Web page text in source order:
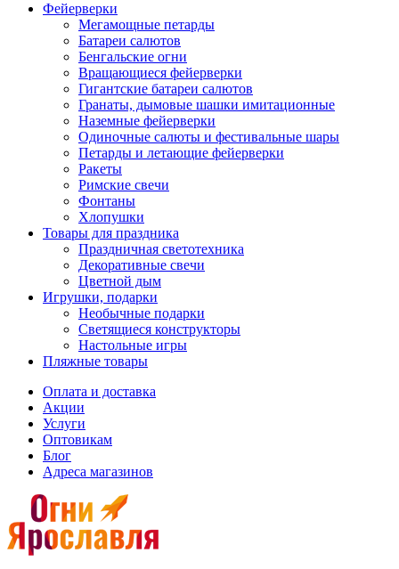
Фейерверки
Мегамощные петарды
Батареи салютов
Бенгальские огни
Вращающиеся фейерверки
Гигантские батареи салютов
Гранаты, дымовые шашки имитационные
Наземные фейерверки
Одиночные салюты и фестивальные шары
Петарды и летающие фейерверки
Ракеты
Римские свечи
Фонтаны
Хлопушки
Товары для праздника
Праздничная светотехника
Декоративные свечи
Цветной дым
Игрушки, подарки
Необычные подарки
Светящиеся конструкторы
Настольные игры
Пляжные товары
Оплата и доставка
Акции
Услуги
Оптовикам
Блог
Адреса магазинов